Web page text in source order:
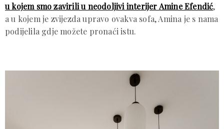
u kojem smo zavirili u neodoljivi interijer Amine Efendić,
a u kojem je zvijezda upravo ovakva sofa, Amina je s nama
podijelila gdje možete pronaći istu.